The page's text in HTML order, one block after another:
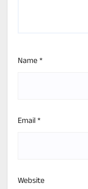
Name*
Email*
Website